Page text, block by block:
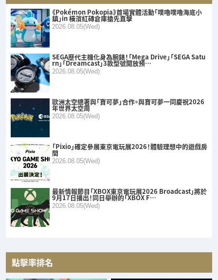
《Pokémon Pokopia》首場實體活動「噗嚕噗嚕海底小
鎮」in 橫濱紅磚倉庫搶先直擊
2026.08.05(Wed)
SEGA歷代主機化身為腕錶！「Mega Drive」「SEGA Satu
rn」「Dreamcast」3款型號開放預…
2026.08.05(Wed)
歐洲太空總署與「寶可夢」合作。與寶可夢一同慶祝2026
年世界太空周
2026.08.05(Wed)
「Pixio」確定參展東京電玩展2026！體驗理想中的遊戲房
間
2026.08.05(Wed)
最新情報節目「XBOX東京電玩展2026 Broadcast」將於
9月17日播出！同日舉辦的「XBOX F…
2026.08.05(Wed)
點擊率排名